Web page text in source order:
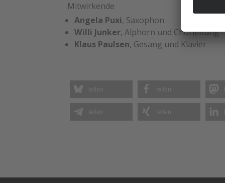
Mitwirkende
Angela Puxi, Saxophon
Willi Junker, Alphorn und Chorleitung
Klaus Paulsen, Gesang und Klavier